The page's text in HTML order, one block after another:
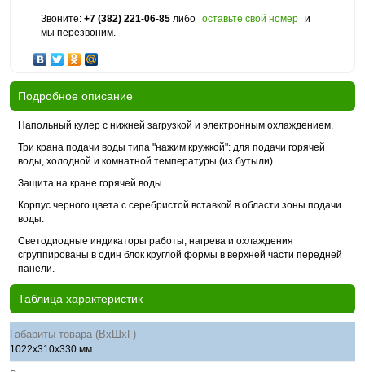
Звоните: +7 (382) 221-06-85 либо оставьте свой номер и
мы перезвоним.
Подробное описание
Напольный кулер с нижней загрузкой и электронным охлаждением.
Три крана подачи воды типа "нажим кружкой": для подачи горячей
воды, холодной и комнатной температуры (из бутыли).
Защита на кране горячей воды.
Корпус черного цвета с серебристой вставкой в области зоны подачи
воды.
Светодиодные индикаторы работы, нагрева и охлаждения
сгруппированы в один блок круглой формы в верхней части передней
панели.
Таблица характеристик
Габариты товара (ВхШхГ)
1022x310x330 мм